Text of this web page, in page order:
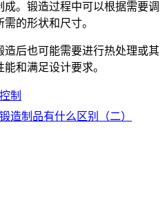
。锻造过程中可以根据需要调
的形状和尺寸。
后也可能需要进行热处理或其
和满足设计要求。
制
造制品有什么区别（二）